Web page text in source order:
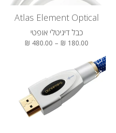
Atlas Element Optical
כבל דיגיטלי אופטי
180.00 ₪ – 480.00 ₪